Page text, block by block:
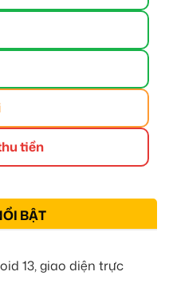
tiền
BẬT
13, giao diện trực